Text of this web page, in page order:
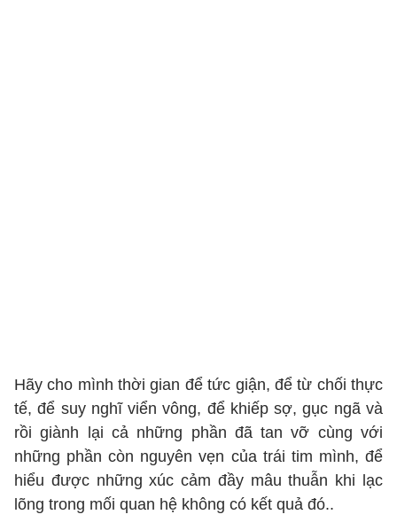
Hãy cho mình thời gian để tức giận, để từ chối thực
tế, để suy nghĩ viển vông, để khiếp sợ, gục ngã và
rồi giành lại cả những phần đã tan vỡ cùng với
những phần còn nguyên vẹn của trái tim mình, để
hiểu được những xúc cảm đầy mâu thuẫn khi lạc
lõng trong mối quan hệ không có kết quả đó..